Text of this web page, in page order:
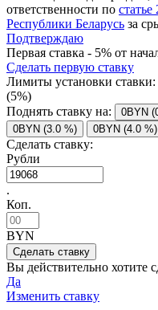
ответственности по
Республики Беларусь за
Подтверждаю
Первая ставка - 5% от
Сделать первую ставку
Лимиты установки ставки:
(5%)
Поднять ставку на:
0BYN
0BYN (3.0 %)
0BYN (4.0 %)
Сделать ставку:
Рубли
.
Коп.
BYN
Вы действительно хотите
Да
Изменить ставку